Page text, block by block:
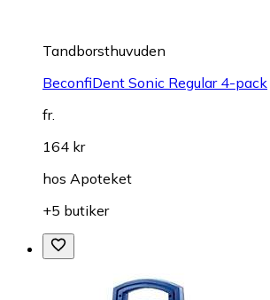
Tandborsthuvuden
BeconfiDent Sonic Regular 4-pack
fr.
164 kr
hos Apoteket
+5 butiker